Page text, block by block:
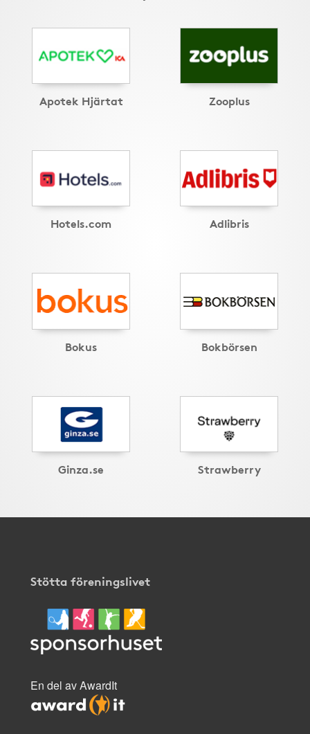
Apotek Hjärtat Zooplus
Hotels.com Adlibris
Bokus Bokbörsen
Ginza.se Strawberry
Stötta föreningslivet
En del av AwardIt